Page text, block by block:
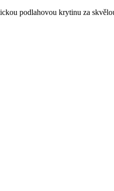
podlahovou krytinu za